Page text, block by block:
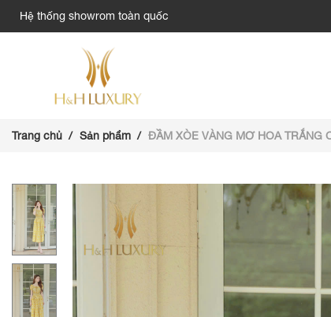
Hệ thống showrom toàn quốc
Trang chủ Sản phẩm ĐẦM XÒE VÀNG MƠ HOA TRẮNG